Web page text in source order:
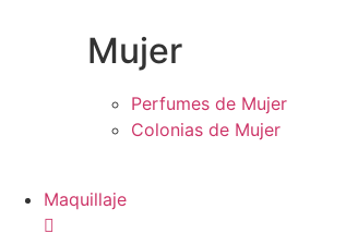
Mujer
Perfumes de Mujer
Colonias de Mujer
Maquillaje